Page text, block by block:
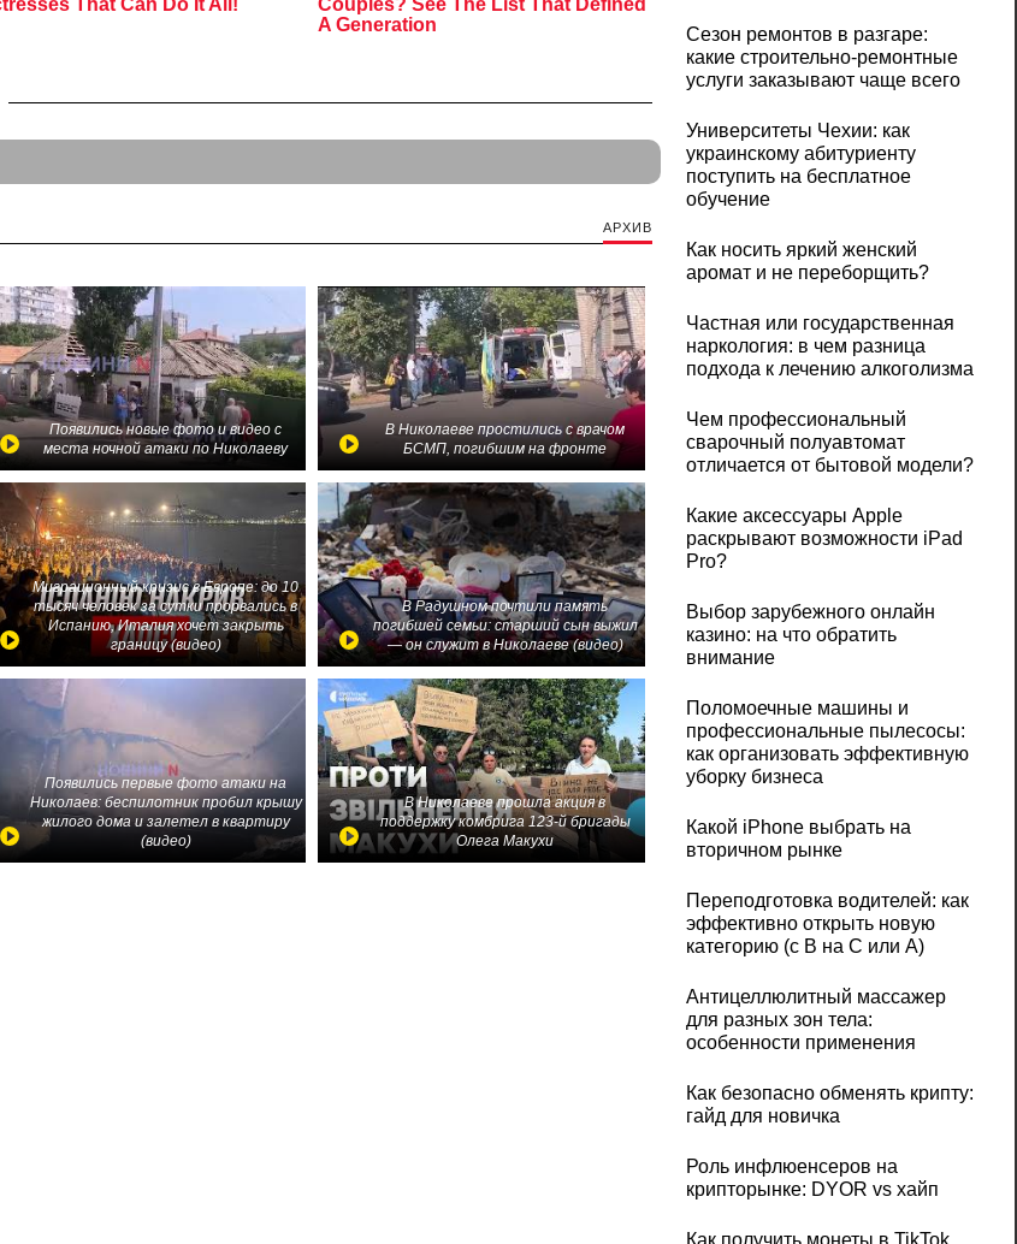
АРХИВ
Появились новые фото и видео с
места ночной атаки по Николаеву
В Николаеве простились с врачом
БСМП, погибшим на фронте
Миграционный кризис в Европе: до 10
тысяч человек за сутки прорвались в
Испанию, Италия хочет закрыть
границу (видео)
В Радушном почтили память
погибшей семьи: старший сын выжил
— он служит в Николаеве (видео)
Появились первые фото атаки на
Николаев: беспилотник пробил крышу
жилого дома и залетел в квартиру
(видео)
В Николаеве прошла акция в
поддержку комбрига 123-й бригады
Олега Макухи
Сезон ремонтов в разгаре:
какие строительно-ремонтные
услуги заказывают чаще всего
Университеты Чехии: как
украинскому абитуриенту
поступить на бесплатное
обучение
Как носить яркий женский
аромат и не переборщить?
Частная или государственная
наркология: в чем разница
подхода к лечению алкоголизма
Чем профессиональный
сварочный полуавтомат
отличается от бытовой модели?
Какие аксессуары Apple
раскрывают возможности iPad
Pro?
Выбор зарубежного онлайн
казино: на что обратить
внимание
Поломоечные машины и
профессиональные пылесосы:
как организовать эффективную
уборку бизнеса
Какой iPhone выбрать на
вторичном рынке
Переподготовка водителей: как
эффективно открыть новую
категорию (с B на C или А)
Антицеллюлитный массажер
для разных зон тела:
особенности применения
Как безопасно обменять крипту:
гайд для новичка
Роль инфлюенсеров на
крипторынке: DYOR vs хайп